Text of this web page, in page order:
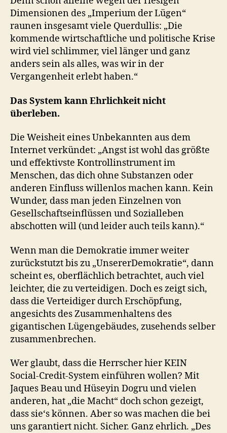
Dimensionen des „Imperium der Lügen“
raunen insgesamt viele Querdullis: „Die
kommende wirtschaftliche und politische Krise
wird viel schlimmer, viel länger und ganz
anders sein als alles, was wir in der
Vergangenheit erlebt haben.“
Das System kann Ehrlichkeit nicht
überleben.
Die Weisheit eines Unbekannten aus dem
Internet verkündet: „Angst ist wohl das größte
und effektivste Kontrollinstrument im
Menschen, das dich ohne Substanzen oder
anderen Einfluss willenlos machen kann. Kein
Wunder, dass man jeden Einzelnen von
Gesellschaftseinflüssen und Sozialleben
abschotten will (und leider auch teils kann).“
Wenn man die Demokratie immer weiter
zurückstutzt bis zu „UnsererDemokratie“, dann
scheint es, oberflächlich betrachtet, auch viel
leichter, die zu verteidigen. Doch es zeigt sich,
dass die Verteidiger durch Erschöpfung,
angesichts des Zusammenhaltens des
gigantischen Lügengebäudes, zusehends selber
zusammenbrechen.
Wer glaubt, dass die Herrscher hier KEIN
Social-Credit-System einführen wollen? Mit
Jaques Beau und Hüseyin Dogru und vielen
anderen, hat „die Macht“ doch schon gezeigt,
dass sie‘s können. Aber so was machen die bei
uns garantiert nicht. Sicher. Ganz ehrlich. „Des